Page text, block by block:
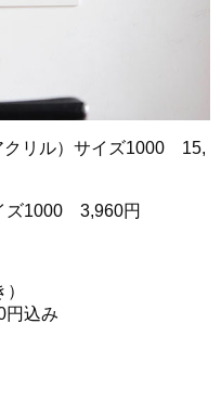
クリル）サイズ1000 15,
ズ1000 3,960円
円込み